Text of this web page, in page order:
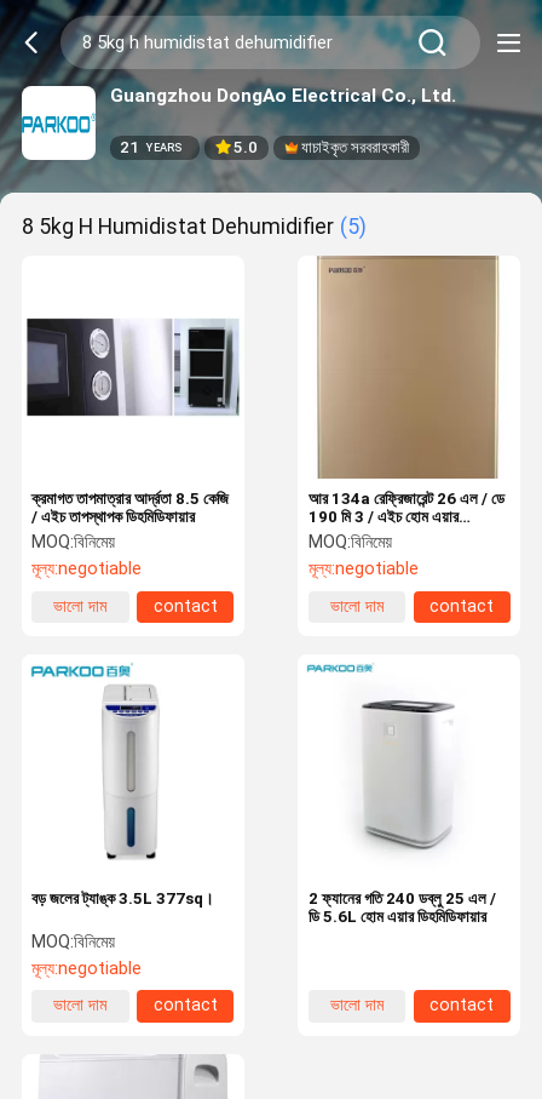
Guangzhou DongAo Electrical Co., Ltd.
21 YEARS 5.0 যাচাইকৃত সরবরাহকারী
8 5kg H Humidistat Dehumidifier (5)
ক্রমাগত তাপমাত্রার আর্দ্রতা 8.5 কেজি
/ এইচ তাপস্থাপক ডিহমিডিফায়ার
MOQ:বিনিমেয়
মূল্য:negotiable
ভালো দাম
contact
আর 134a রেফ্রিজারেন্ট 26 এল / ডে
190 মি 3 / এইচ হোম এয়ার
ডিহমিডিফায়ার
MOQ:বিনিমেয়
মূল্য:negotiable
ভালো দাম
contact
বড় জলের ট্যাঙ্ক 3.5L 377sq।
MOQ:বিনিমেয়
মূল্য:negotiable
ভালো দাম
contact
2 ফ্যানের গতি 240 ডব্লু 25 এল /
ডি 5.6L হোম এয়ার ডিহমিডিফায়ার
ভালো দাম contact